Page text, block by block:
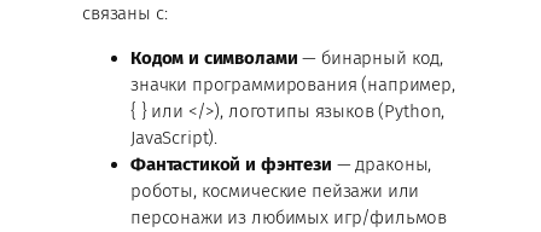
связаны с:
Кодом и символами — бинарный код,
значки программирования (например,
{ } или </>), логотипы языков (Python,
JavaScript).
Фантастикой и фэнтези — драконы,
роботы, космические пейзажи или
персонажи из любимых игр/фильмов